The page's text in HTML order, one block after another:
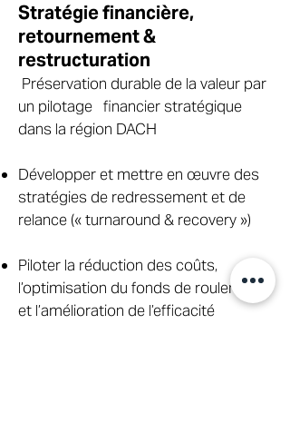
Stratégie financière,
retournement &
restructuration
Préservation durable de la valeur par
un pilotage financier stratégique
dans la région DACH
Développer et mettre en œuvre des
stratégies de redressement et de
relance (« turnaround & recovery »)
Piloter la réduction des coûts,
l’optimisation du fonds de roulement
et l’amélioration de l’efficacité